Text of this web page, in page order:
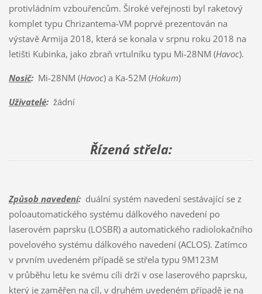
protivládním vzbouřencům. Široké veřejnosti byl raketový
komplet typu Chrizantema-VM poprvé prezentován na
výstavě Armija 2018, která se konala v srpnu roku 2018 na
letišti Kubinka, jako zbraň vrtulníku typu Mi-28NM (Havoc).
Nosič:Mi-28NM (Havoc) a Ka-52M (Hokum)
Uživatelé:žádní
Řízená střela:
Způsob navedení:duální systém navedení sestávající se z
poloautomatického systému dálkového navedení po
laserovém paprsku (LOSBR) a automatického radiolokačního
povelového systému dálkového navedení (ACLOS). Zatímco
v prvním uvedeném případě se střela typu 9M123M
v průběhu letu ke svému cíli drží v ose laserového paprsku,
který je zaměřen na cíl, v druhém uvedeném případě je na